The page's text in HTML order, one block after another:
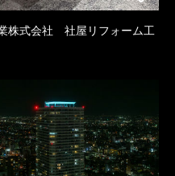
株式会社 社屋リフォーム工